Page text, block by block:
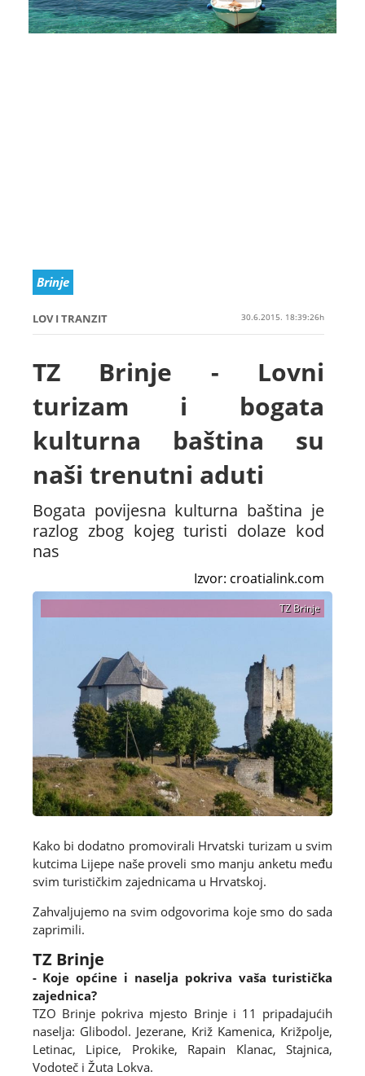
Brinje
LOV I TRANZIT 30.6.2015. 18:39:26h
TZ Brinje - Lovni
turizam i bogata
kulturna baština su
naši trenutni aduti
Bogata povijesna kulturna baština je
razlog zbog kojeg turisti dolaze kod
nas
Izvor: croatialink.com
TZ Brinje
Kako bi dodatno promovirali Hrvatski turizam u svim
kutcima Lijepe naše proveli smo manju anketu među
svim turističkim zajednicama u Hrvatskoj.
Zahvaljujemo na svim odgovorima koje smo do sada
zaprimili.
TZ Brinje
- Koje općine i naselja pokriva vaša turistička
zajednica?
TZO Brinje pokriva mjesto Brinje i 11 pripadajućih
naselja: Glibodol. Jezerane, Križ Kamenica, Križpolje,
Letinac, Lipice, Prokike, Rapain Klanac, Stajnica,
Vodoteč i Žuta Lokva.